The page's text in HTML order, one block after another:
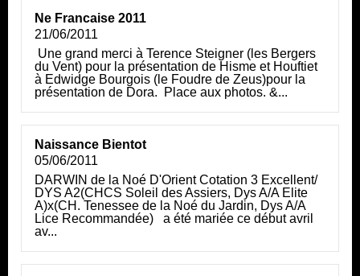
Ne Francaise 2011
21/06/2011
Une grand merci à Terence Steigner (les Bergers
du Vent) pour la présentation de Hisme et Houftiet
à Edwidge Bourgois (le Foudre de Zeus)pour la
présentation de Dora. Place aux photos. &...
Naissance Bientot
05/06/2011
DARWIN de la Noé D'Orient Cotation 3 Excellent/
DYS A2(CHCS Soleil des Assiers, Dys A/A Elite
A)x(CH. Tenessee de la Noé du Jardin, Dys A/A
Lice Recommandée) a été mariée ce début avril
av...